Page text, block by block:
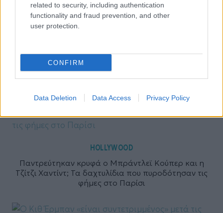
related to security, including authentication
functionality and fraud prevention, and other
user protection.
CONFIRM
Data Deletion Data Access Privacy Policy
HOLLYWOOD
Παντρεύτηκαν κρυφά ο Μπράντλεϊ Κούπερ και η
Τζίτζι Χαντίντ; Τα δαχτυλίδια που πυροδότησαν τις
φήμες στο Παρίσι